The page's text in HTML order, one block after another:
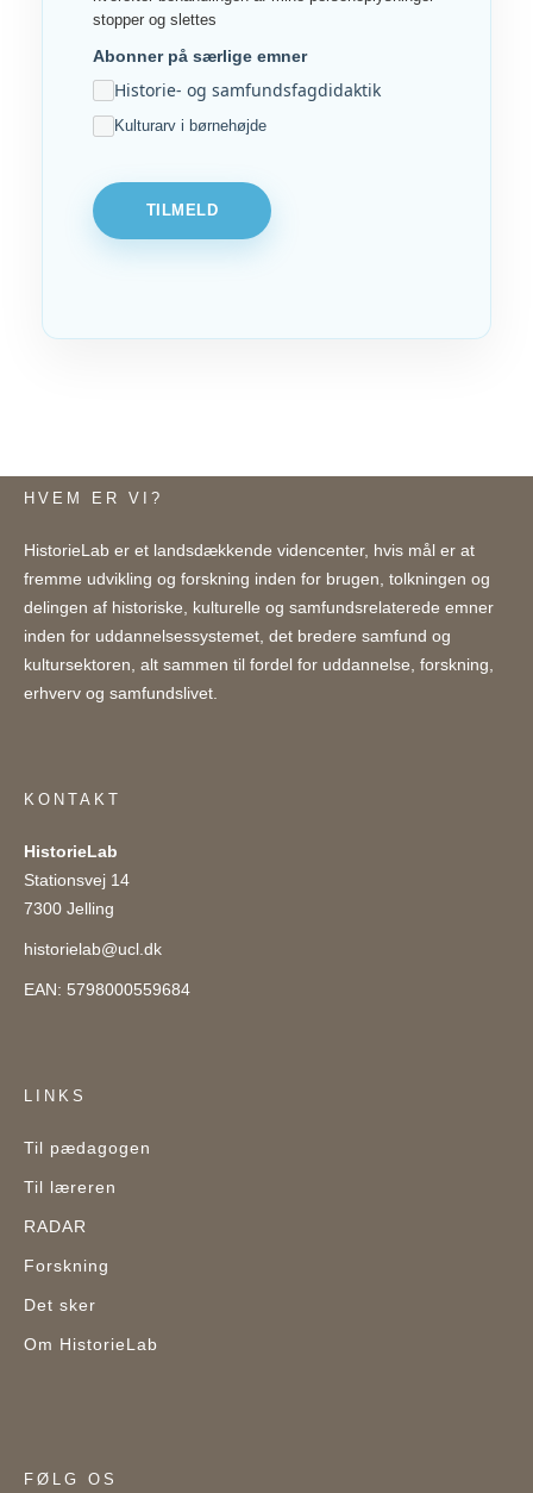
stopper og slettes
Abonner på særlige emner
Historie- og samfundsfagdidaktik
Kulturarv i børnehøjde
TILMELD
HVEM ER VI?
HistorieLab er et landsdækkende videncenter, hvis mål er at
fremme udvikling og forskning inden for brugen, tolkningen og
delingen af historiske, kulturelle og samfundsrelaterede emner
inden for uddannelsessystemet, det bredere samfund og
kultursektoren, alt sammen til fordel for uddannelse, forskning,
erhverv og samfundslivet.
KONTAKT
HistorieLab
Stationsvej 14
7300 Jelling
historielab@ucl.dk
EAN: 5798000559684
LINKS
Til pædagogen
Til læreren
RADAR
Forskning
Det sker
Om HistorieLab
FØLG OS